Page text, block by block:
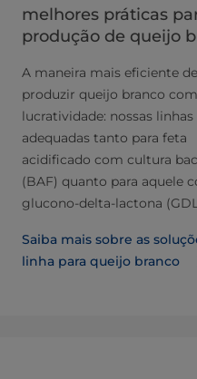
melhores práticas
produção de queijo
A maneira mais eficiente de
produzir queijo branco com
lucratividade: nossas linhas
adequadas tanto para feta
acidificado com cultura
(BAF) quanto para aquele
glucono-delta-lactona
Saiba mais sobre as
linha para queijo branco